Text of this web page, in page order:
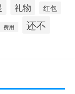
礼物 红包
费用 还不